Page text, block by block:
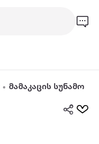
მამაკაცის სუნამო